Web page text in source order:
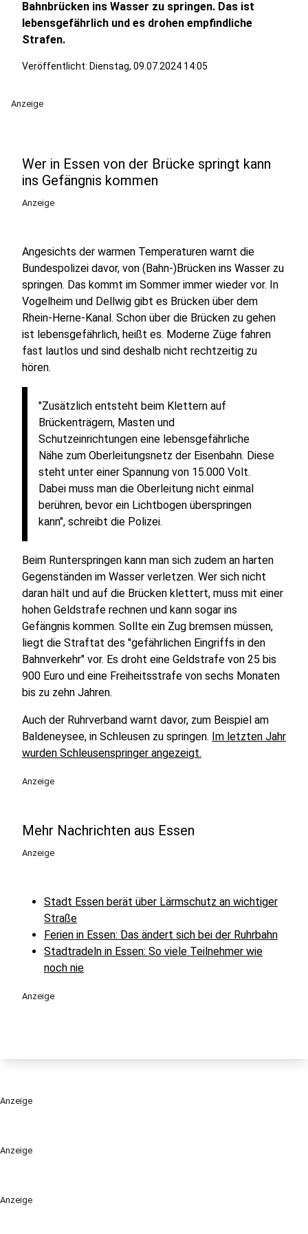
Anzeige
Anzeige
Bahnbrücken ins Wasser zu springen. Das ist
lebensgefährlich und es drohen empfindliche
Strafen.
Veröffentlicht: Dienstag, 09.07.2024 14:05
Anzeige
Wer in Essen von der Brücke springt kann
ins Gefängnis kommen
Anzeige
Angesichts der warmen Temperaturen warnt die
Bundespolizei davor, von (Bahn-)Brücken ins Wasser zu
springen. Das kommt im Sommer immer wieder vor. In
Vogelheim und Dellwig gibt es Brücken über dem
Rhein-Herne-Kanal. Schon über die Brücken zu gehen
ist lebensgefährlich, heißt es. Moderne Züge fahren
fast lautlos und sind deshalb nicht rechtzeitig zu
hören.
"Zusätzlich entsteht beim Klettern auf
Brückenträgern, Masten und
Schutzeinrichtungen eine lebensgefährliche
Nähe zum Oberleitungsnetz der Eisenbahn. Diese
steht unter einer Spannung von 15.000 Volt.
Dabei muss man die Oberleitung nicht einmal
berühren, bevor ein Lichtbogen überspringen
kann", schreibt die Polizei.
Beim Runterspringen kann man sich zudem an harten
Gegenständen im Wasser verletzen. Wer sich nicht
daran hält und auf die Brücken klettert, muss mit einer
hohen Geldstrafe rechnen und kann sogar ins
Gefängnis kommen. Sollte ein Zug bremsen müssen,
liegt die Straftat des "gefährlichen Eingriffs in den
Bahnverkehr" vor. Es droht eine Geldstrafe von 25 bis
900 Euro und eine Freiheitsstrafe von sechs Monaten
bis zu zehn Jahren.
Auch der Ruhrverband warnt davor, zum Beispiel am
Baldeneysee, in Schleusen zu springen. Im letzten Jahr
wurden Schleusenspringer angezeigt.
Anzeige
Mehr Nachrichten aus Essen
Anzeige
Stadt Essen berät über Lärmschutz an wichtiger
Straße
Ferien in Essen: Das ändert sich bei der Ruhrbahn
Stadtradeln in Essen: So viele Teilnehmer wie
noch nie
Anzeige
Anzeige